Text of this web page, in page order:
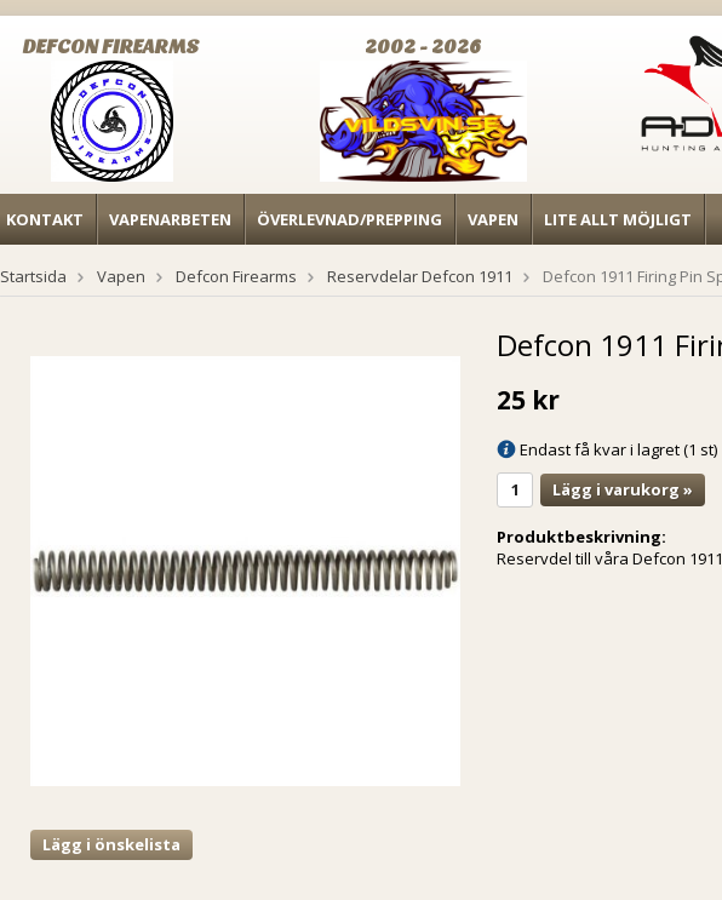
DEFCON FIREARMS 2002 - 2026
KONTAKT VAPENARBETEN ÖVERLEVNAD/PREPPING VAPEN LITE ALLT MÖJLIGT
Startsida Vapen Defcon Firearms Reservdelar Defcon 1911 Defcon 1911 Firing Pin
Lägg i önskelista
Defcon 1911
25 kr
Endast få kvar i lagret (1 st)
Lägg i varukorg »
Produktbeskrivning:
Reservdel till våra Defcon